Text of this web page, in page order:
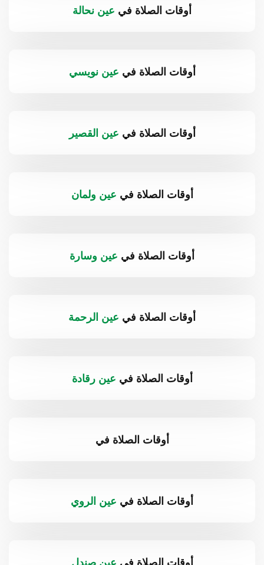
أوقات الصلاة في عين نحالة
أوقات الصلاة في عين نويسي
أوقات الصلاة في عين القصير
أوقات الصلاة في عين ولمان
أوقات الصلاة في عين وسارة
أوقات الصلاة في عين الرحمة
أوقات الصلاة في عين رقادة
أوقات الصلاة في
أوقات الصلاة في عين الروي
أوقات الصلاة في عين صندل